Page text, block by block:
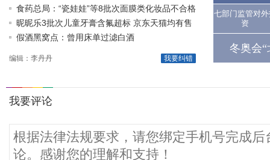
存
食药总局：“瓷娃娃”等8批次面膜类化妆品不合格
昵昵乐3批次儿童牙膏含氟超标 京东天猫均有售
假酒黑窝点：曾用床单过滤白酒
我要纠错
编辑：李丹丹
七部门监管对
资
冬奥会“